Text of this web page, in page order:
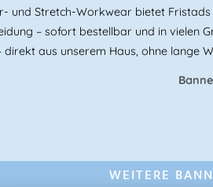
und Stretch-Workwear bietet
– sofort bestellbar und in vielen
aus unserem Haus, ohne lange
WEITERE